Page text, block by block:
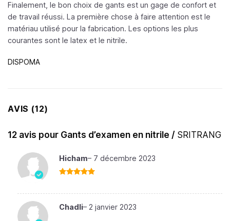
Finalement, le bon choix de gants est un gage de confort et
de travail réussi. La première chose à faire attention est le
matériau utilisé pour la fabrication. Les options les plus
courantes sont le latex et le nitrile.
DISPOMA
AVIS (12)
12 avis pour Gants d’examen en nitrile / SRITRANG
Hicham– 7 décembre 2023
Chadli– 2 janvier 2023